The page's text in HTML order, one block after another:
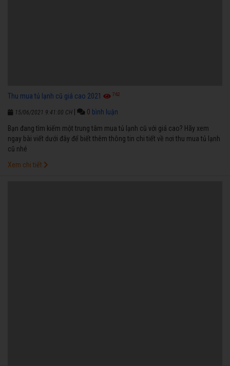
Thu mua tủ lạnh cũ giá cao 2021 762
15/06/2021 9:41:00 CH 0 bình luận
Bạn đang tìm kiếm một trung tâm mua tủ lạnh cũ với giá cao? Hãy xem
ngay bài viết dưới đây để biết thêm thông tin chi tiết về nơi thu mua tủ lạnh
cũ nhé
Xem chi tiết